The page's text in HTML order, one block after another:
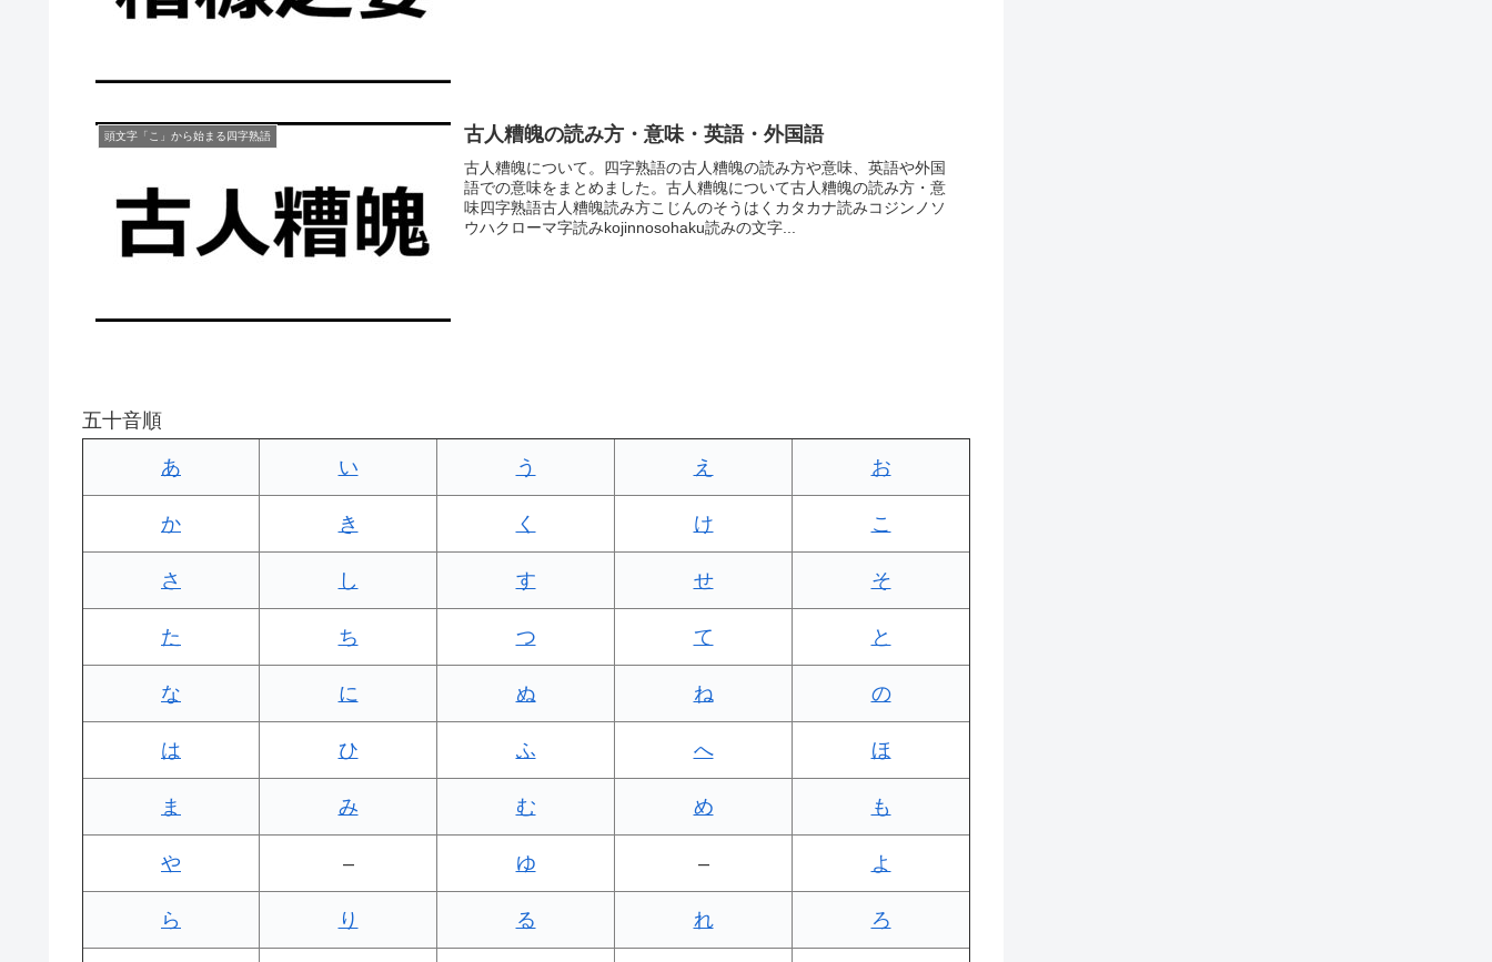
頭文字「こ」から始まる四字熟語 古人糟魄の読み方・意味・英語・外国語
古人糟魄について。四字熟語の古人糟魄の読み方や意味、英語や外国
語での意味をまとめました。古人糟魄について古人糟魄の読み方・意
味四字熟語古人糟魄読み方こじんのそうはくカタカナ読みコジンノソ
ウハクローマ字読みkojinnosohaku読みの文字...
五十音順
あ い う え お
か き く け こ
さ し す せ そ
た ち つ て と
な に ぬ ね の
は ひ ふ へ ほ
ま み む め も
や – ゆ – よ
ら り る れ ろ